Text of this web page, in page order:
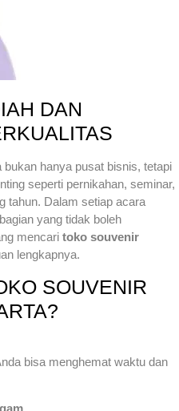
DAN
hanya pusat bisnis, tetapi
seperti pernikahan, seminar,
tahun. Dalam setiap acara
yang tidak boleh
mencari toko souvenir
lengkapnya.
SOUVENIR
bisa menghemat waktu dan